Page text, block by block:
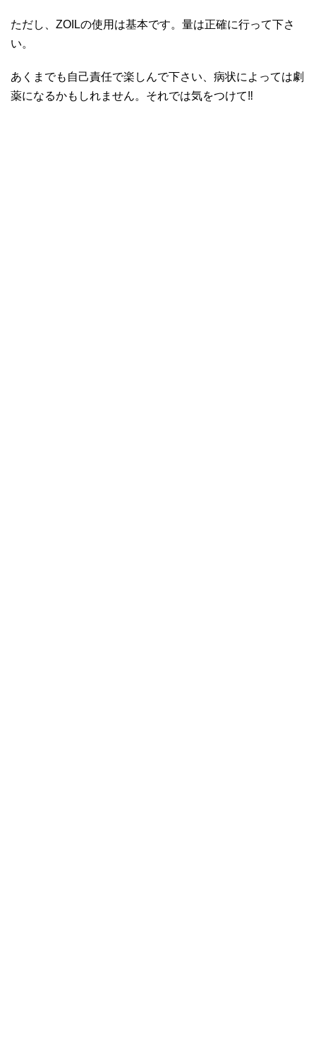
ただし、ZOILの使用は基本です。量は正確に行って下さ
い。
あくまでも自己責任で楽しんで下さい、病状によっては劇
薬になるかもしれません。それでは気をつけて‼